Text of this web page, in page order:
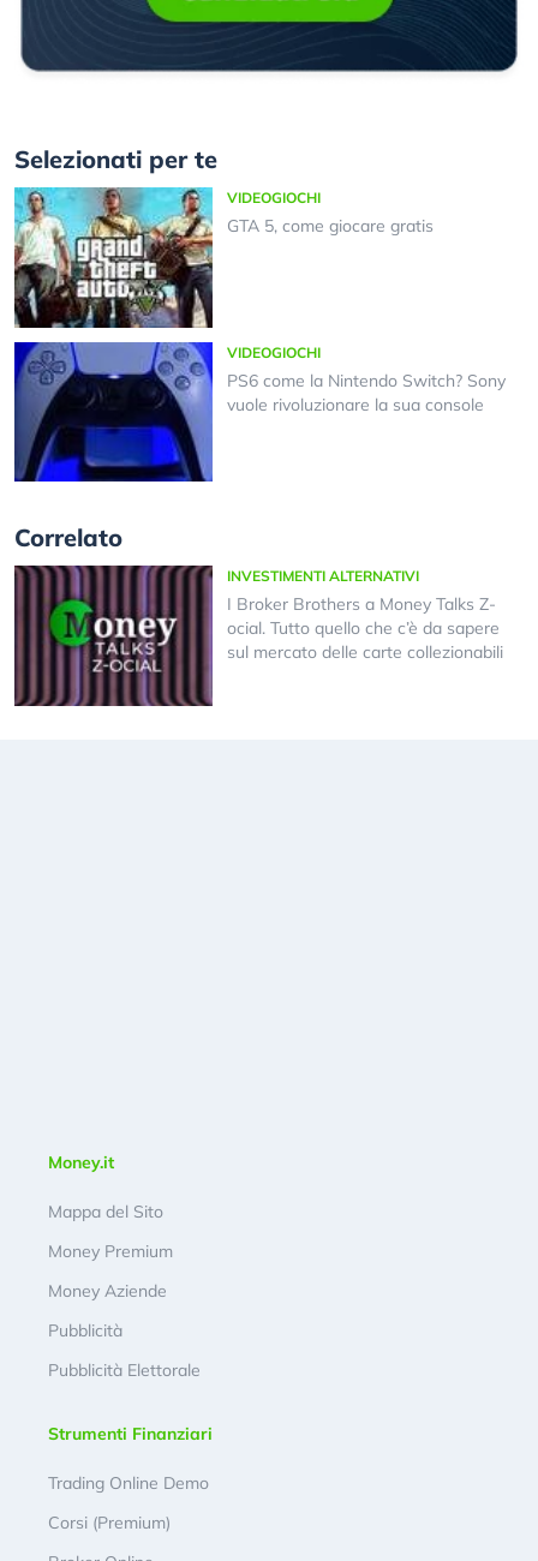
Selezionati per te
VIDEOGIOCHI
GTA 5, come giocare gratis
VIDEOGIOCHI
PS6 come la Nintendo Switch? Sony
vuole rivoluzionare la sua console
Correlato
INVESTIMENTI ALTERNATIVI
I Broker Brothers a Money Talks Z-
ocial. Tutto quello che c’è da sapere
sul mercato delle carte collezionabili
Money.it
Mappa del Sito
Money Premium
Money Aziende
Pubblicità
Pubblicità Elettorale
Strumenti Finanziari
Trading Online Demo
Corsi (Premium)